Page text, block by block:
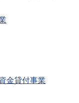
金貸付事業